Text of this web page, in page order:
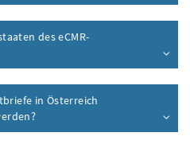
des eCMR-
in Österreich